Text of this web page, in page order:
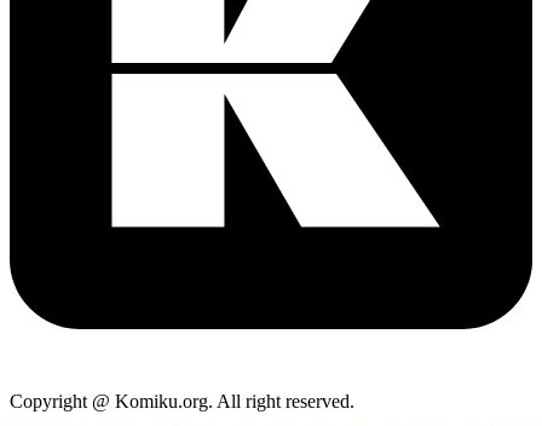
Copyright @ Komiku.org. All right reserved.